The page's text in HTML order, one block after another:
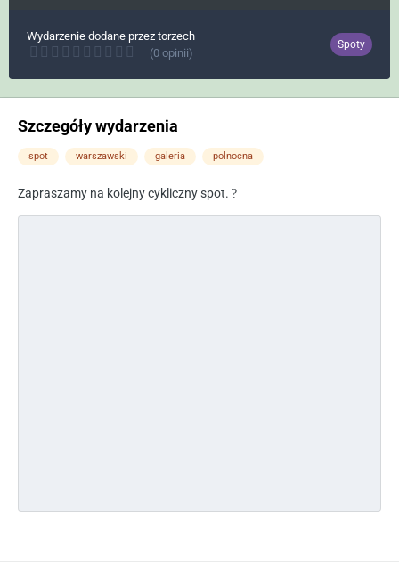
Wydarzenie dodane przez torzech
(0 opinii)
Spoty
Szczegóły wydarzenia
spot warszawski galeria polnocna
Zapraszamy na kolejny cykliczny spot. ?